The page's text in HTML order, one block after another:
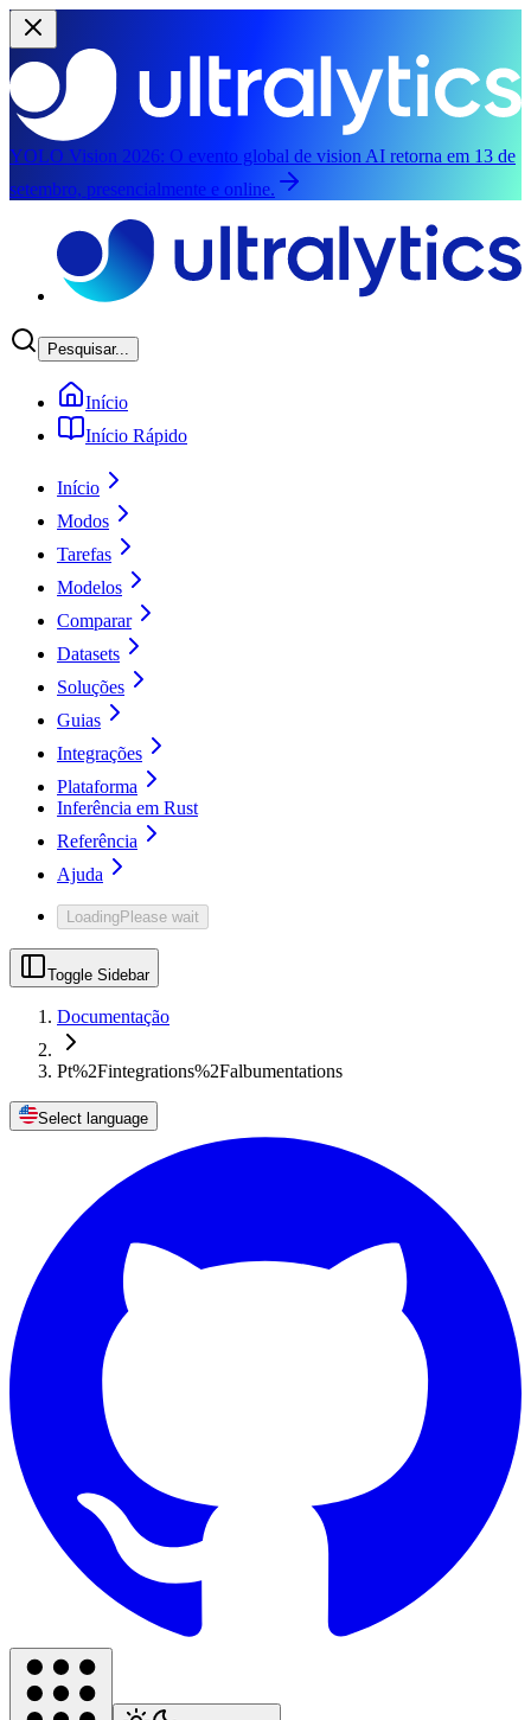
YOLO Vision 2026: O evento global de vision AI retorna em 13 de
setembro, presencialmente e online.
Pesquisar...
Início
Início Rápido
Início
Modos
Tarefas
Modelos
Comparar
Datasets
Soluções
Guias
Integrações
Plataforma
Inferência em Rust
Referência
Ajuda
LoadingPlease wait
Toggle Sidebar
Documentação
Pt%2Fintegrations%2Falbumentations
Select language